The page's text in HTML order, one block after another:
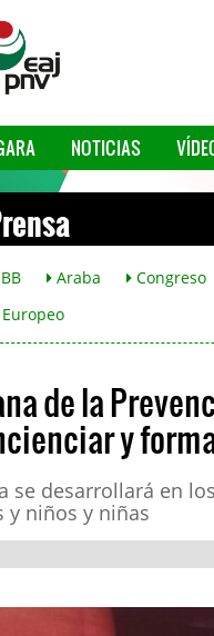
NOTICIAS
Araba Congreso
de la
y
se desarrollará en
y niños y niñas